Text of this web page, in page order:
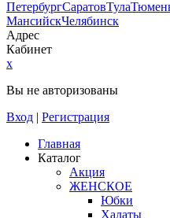
ПетербургСаратовТула
МансийскЧелябинск
Адрес
Кабинет
x
Вы не авторизованы
Вход | Регистрация
Главная
Каталог
Акция
ЖЕНСКОЕ
Юбки
Халаты